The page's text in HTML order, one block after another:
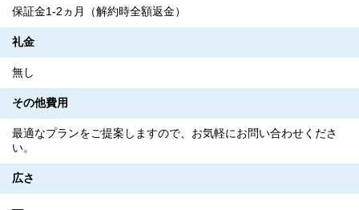
保証金1-2ヵ月（解約時全額返金）
礼金
無し
その他費用
最適なプランをご提案しますので、お気軽にお問い合わせくださ
い。
広さ